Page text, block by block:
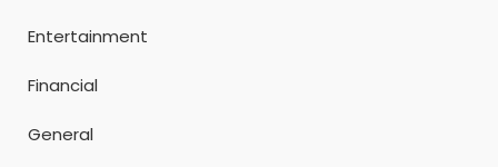
Entertainment
Financial
General